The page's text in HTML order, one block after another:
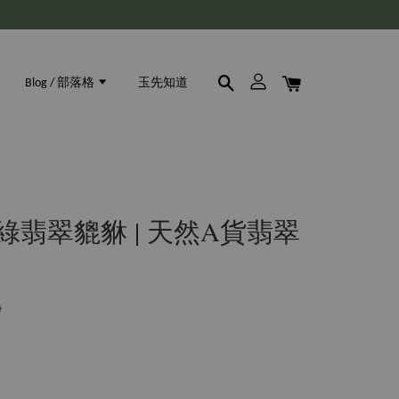
Blog / 部落格 玉先知道
翡翠貔貅 | 天然A貨翡翠